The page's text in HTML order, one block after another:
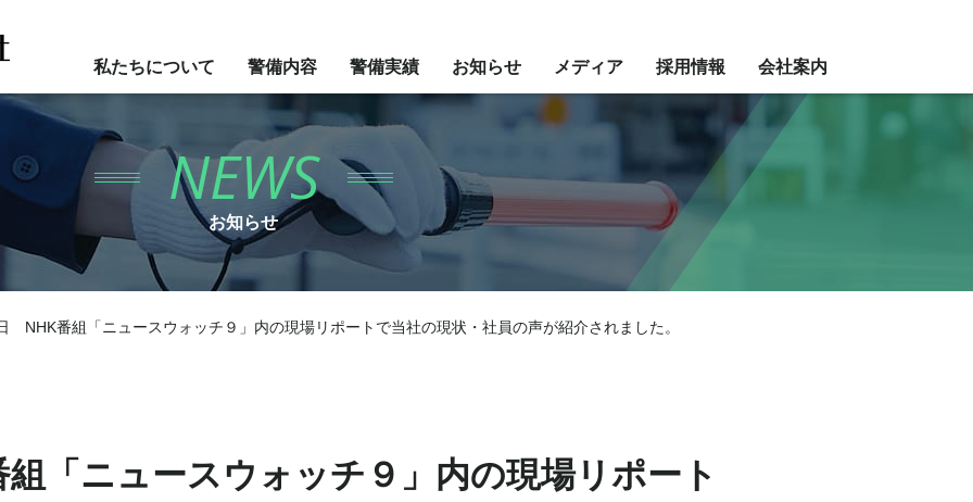
私たちについて 警備内容 警備実績 お知らせ メディア 採用情報 会社案内
NEWS
お知らせ
NHK番組「ニュースウォッチ９」内の現場リポートで当社の現状・社員の声が紹介されました。
「ニュースウォッチ９」内の現場リポート